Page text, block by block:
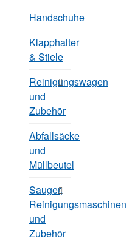
Handschuhe
Klapphalter
& Stiele
Reinigungswagen
und
Zubehör
Abfallsäcke
und
Müllbeutel
Sauger,
Reinigungsmaschinen
und
Zubehör